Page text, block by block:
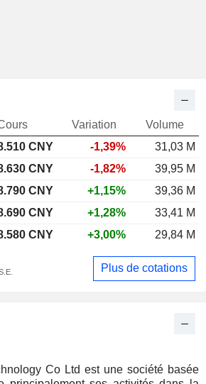
Co Ltd est une société basée
Variation
Volume
CNY -1,39%
31,03 M
CNY -1,82%
39,95 M
CNY +1,15%
39,36 M
CNY +1,28%
33,41 M
CNY +3,00% 29,84 M
Plus de cotations